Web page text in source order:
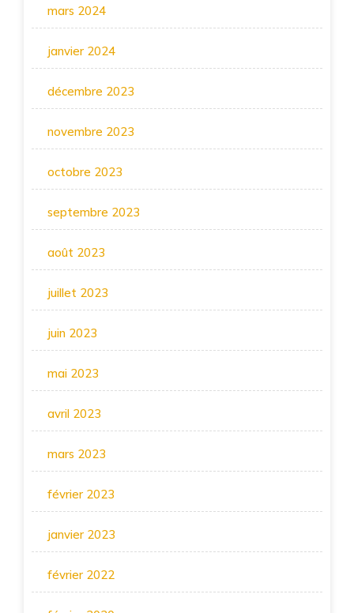
mars 2024
janvier 2024
décembre 2023
novembre 2023
octobre 2023
septembre 2023
août 2023
juillet 2023
juin 2023
mai 2023
avril 2023
mars 2023
février 2023
janvier 2023
février 2022